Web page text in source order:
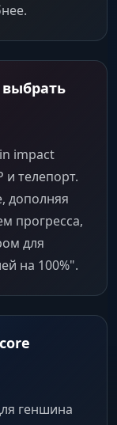
impact
телепорт.
дополняя
прогресса,
для
на 100%".
геншина